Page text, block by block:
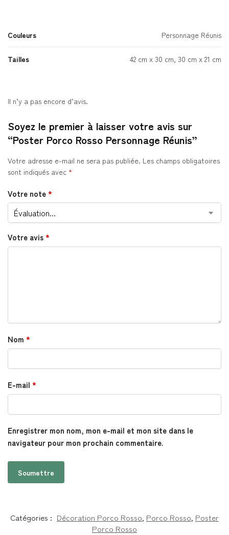
Couleurs Personnage Réunis
Tailles 42 cm x 30 cm, 30 cm x 21 cm
Il n’y a pas encore d’avis.
Soyez le premier à laisser votre avis sur
“Poster Porco Rosso Personnage Réunis”
Votre adresse e-mail ne sera pas publiée. Les champs obligatoires
sont indiqués avec *
Votre note*
Votre avis*
Nom *
E-mail *
Enregistrer mon nom, mon e-mail et mon site dans le
navigateur pour mon prochain commentaire.
Catégories : Décoration Porco Rosso, Porco Rosso, Poster
Porco Rosso